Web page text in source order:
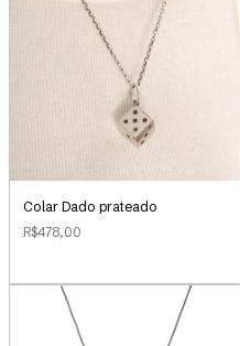
Colar Dado prateado
R$478,00